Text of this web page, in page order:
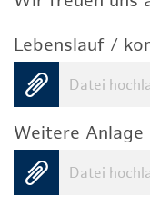
Lebenslauf /
Datei
Weitere Anlage
Datei